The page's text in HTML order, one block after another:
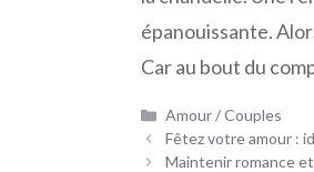
épanouissante.
Car au bout du
Catégories
Amour / Couples
Fêtez votre amour :
Maintenir romance